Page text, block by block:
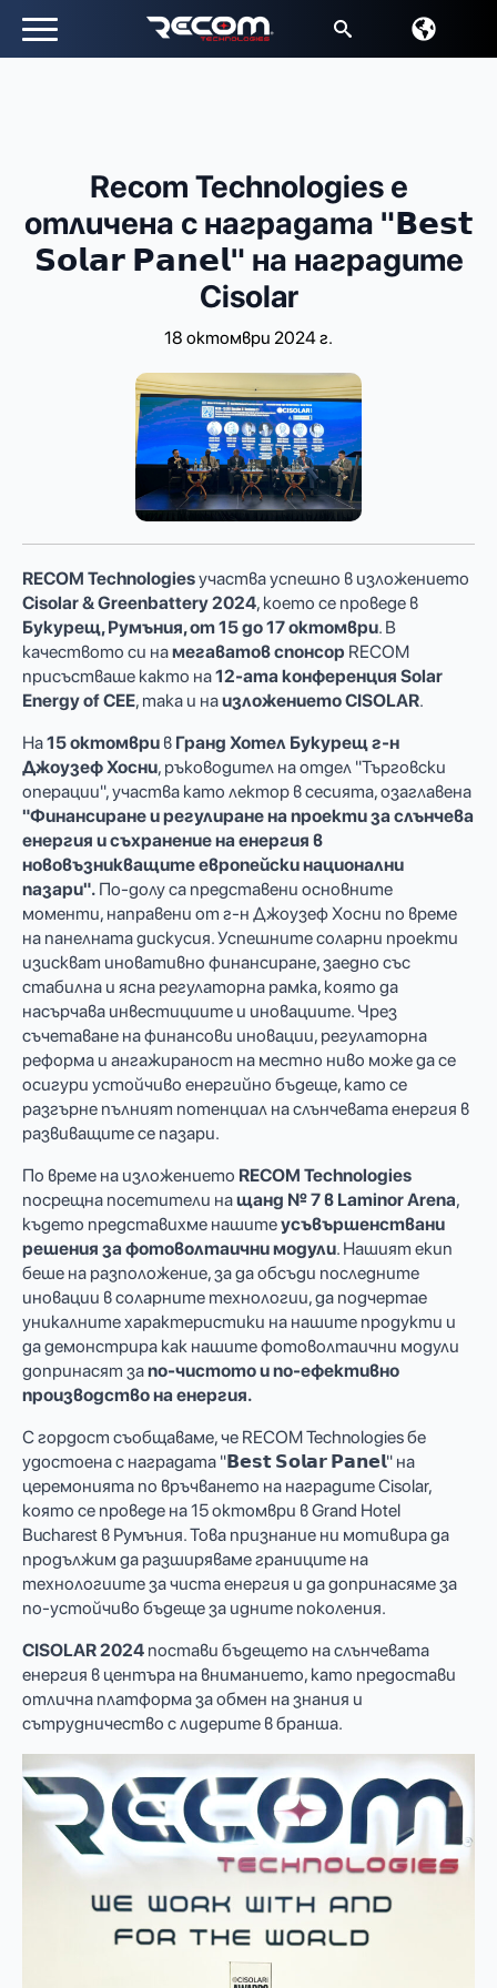
Recom Technologies е
отличена с наградата "𝗕𝗲𝘀𝘁
𝗦𝗼𝗹𝗮𝗿 𝗣𝗮𝗻𝗲𝗹" на наградите
Cisolar
18 октомври 2024 г.
RECOM Technologiesучаства успешно в изложението
Cisolar & Greenbattery 2024, което се проведе в
Букурещ, Румъния, от 15 до 17 октомври. В
качеството си намегаватов спонсор RECOM
присъстваше както на12-ата конференция Solar
Energy of CEE, така и наизложението CISOLAR.
На15 октомври в Гранд Хотел Букурещг-н
Джоузеф Хосни, ръководител на отдел "Търговски
операции", участва като лектор в сесията, озаглавена
"Финансиране и регулиране на проекти за слънчева
енергия и съхранение на енергия в
нововъзникващите европейски национални
пазари". По-долу са представени основните
моменти, направени от г-н Джоузеф Хосни по време
на панелната дискусия. Успешните соларни проекти
изискват иновативно финансиране, заедно със
стабилна и ясна регулаторна рамка, която да
насърчава инвестициите и иновациите. Чрез
съчетаване на финансови иновации, регулаторна
реформа и ангажираност на местно ниво може да се
осигури устойчиво енергийно бъдеще, като се
разгърне пълният потенциал на слънчевата енергия в
развиващите се пазари.
По време на изложението RECOM Technologies
посрещна посетители нащанд № 7 в Laminor Arena,
където представихме нашитеусъвършенствани
решения за фотоволтаични модули. Нашият екип
беше на разположение, за да обсъди последните
иновации в соларните технологии, да подчертае
уникалните характеристики на нашите продукти и
да демонстрира как нашите фотоволтаични модули
допринасят запо-чистото и по-ефективно
производство на енергия.
С гордост съобщаваме, че RECOM Technologies бе
удостоена с наградата "𝗕𝗲𝘀𝘁 𝗦𝗼𝗹𝗮𝗿 𝗣𝗮𝗻𝗲𝗹" на
церемонията по връчването на наградите Cisolar,
която се проведе на 15 октомври в Grand Hotel
Bucharest в Румъния. Това признание ни мотивира да
продължим да разширяваме границите на
технологиите за чиста енергия и да допринасяме за
по-устойчиво бъдеще за идните поколения.
CISOLAR 2024 постави бъдещето на слънчевата
енергия в центъра на вниманието, като предостави
отлична платформа за обмен на знания и
сътрудничество с лидерите в бранша.